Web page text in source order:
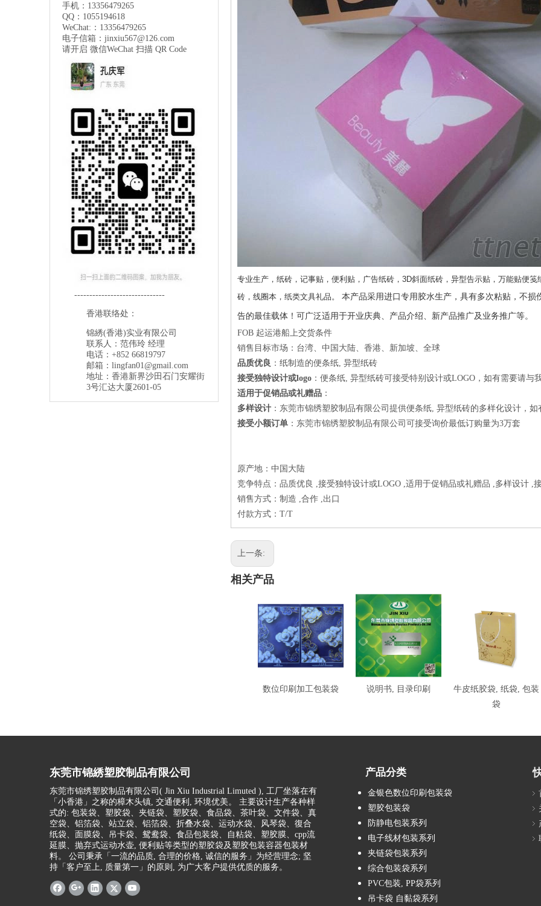
手机：13356479265
QQ：1055194618
WeChat:：13356479265
电子信箱： jinxiu567@126.com
请开启 微信WeChat 扫描 QR Code
------------------------------
香港联络处：
锦綉(香港)实业有限公司
联系人：范伟玲 经理
电话：+852 66819797
邮箱： lingfan01@gmail.com
地址：香港新界沙田石门安耀街
3号汇达大厦2601-05
专业生产，纸砖，记事贴，便利贴，广告纸砖，3D斜面纸砖，异型告示贴，万能贴便
砖，线圈本，纸类文具礼品。
本产品采用进口专用胶水生产，具有多次粘贴，不
告的最佳载体！可广泛适用于开业庆典、产品介绍、新产品推广及业务推广等。
FOB 起运港船上交货条件
销售目标市场：台湾、中国大陆、香港、新加坡、全球
品质优良 ：纸制造的便条纸, 异型纸砖
接受独特设计或logo ：便条纸, 异型纸砖可接受特别设计或LOGO，如有需要请与
适用于促销品或礼赠品 ：
多样设计 ：东莞市锦绣塑胶制品有限公司提供便条纸, 异型纸砖的多样化设计，
接受小额订单 ：东莞市锦绣塑胶制品有限公司可接受询价最低订购量为3万套
原产地：中国大陆
竞争特点：品质优良 ,接受独特设计或LOGO ,适用于促销品或礼赠品 ,多样设计 ,
销售方式：制造 ,合作 ,出口
付款方式：T/T
上一条:
相关产品
数位印刷加工包装袋 说明书, 目录印刷
牛皮纸胶袋, 纸袋, 包装
袋
东莞市锦綉塑胶制品有限公司
东莞市锦绣塑胶制品有限公司( Jin Xiu Industrial Limuted ), 工厂坐落在有
「小香港」之称的樟木头镇, 交通便利, 环境优美。 主要设计生产各种样
式的: 包装袋、塑胶袋、夹链袋、塑胶袋、食品袋、茶叶袋、文件袋、真
空袋、铝箔袋、站立袋、铝箔袋、折叠水袋、运动水袋、风琴袋、復合
纸袋、面膜袋、吊卡袋、鸳鸯袋、食品包装袋、自粘袋、塑胶膜、cpp流
延膜、抛弃式运动水壶, 便利贴等类型的塑胶袋及塑胶包装容器包装材
料。 公司秉承「一流的品质, 合理的价格, 诚信的服务」为经营理念; 坚
持「客户至上, 质量第一」的原则, 为广大客户提供优质的服务。
产品分类
金银色数位印刷包装袋
塑胶包装袋
防静电包装系列
电子线材包装系列
夹链袋包装系列
综合包装袋系列
PVC包装, PP袋系列
吊卡袋 自黏袋系列